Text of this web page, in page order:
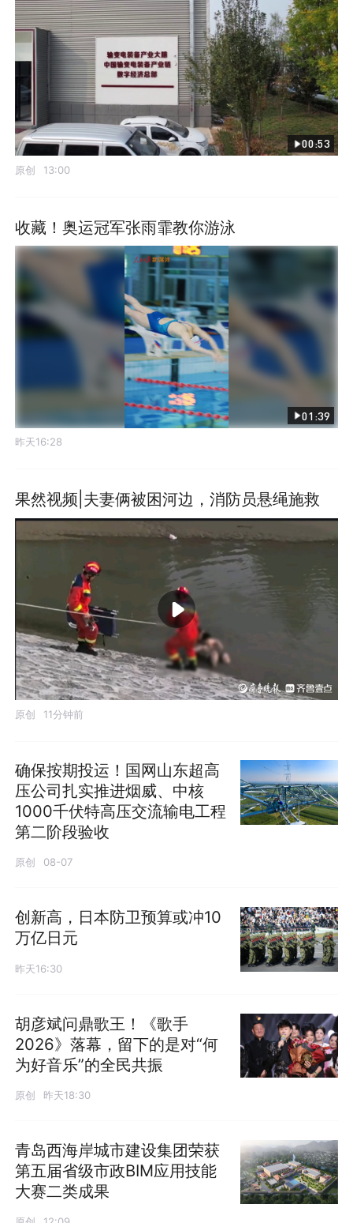
00:53
原创 13:00
收藏！奥运冠军张雨霏教你游泳
01:39
昨天16:28
果然视频|夫妻俩被困河边，消防员悬绳施救
原创 11分钟前
确保按期投运！国网山东超高
压公司扎实推进烟威、中核
1000千伏特高压交流输电工程
第二阶段验收
原创 08-07
创新高，日本防卫预算或冲10
万亿日元
昨天16:30
胡彦斌问鼎歌王！《歌手
2026》落幕，留下的是对“何
为好音乐”的全民共振
原创 昨天18:30
青岛西海岸城市建设集团荣获
第五届省级市政BIM应用技能
大赛二类成果